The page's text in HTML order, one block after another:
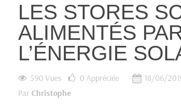
LES STORES
ALIMENTÉS
L’ÉNERGIE
590 Vues 0 Appréciée
18/06/
ParChristophe